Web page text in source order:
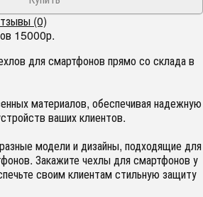
(0)
15000р.
для смартфонов прямо со склада в
материалов, обеспечивая надежную
ваших клиентов.
модели и дизайны, подходящие для
Закажите чехлы для смартфонов у
своим клиентам стильную защиту